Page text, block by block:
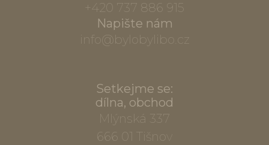
+420 737 886 915
Napište nám
info@bylobylibo.cz
Setkejme se:
dílna, obchod
Mlýnská 337
666 01 Tišnov